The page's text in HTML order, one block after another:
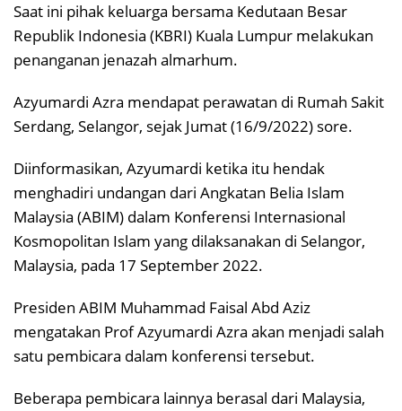
Saat ini pihak keluarga bersama Kedutaan Besar
Republik Indonesia (KBRI) Kuala Lumpur melakukan
penanganan jenazah almarhum.
Azyumardi Azra mendapat perawatan di Rumah Sakit
Serdang, Selangor, sejak Jumat (16/9/2022) sore.
Diinformasikan, Azyumardi ketika itu hendak
menghadiri undangan dari Angkatan Belia Islam
Malaysia (ABIM) dalam Konferensi Internasional
Kosmopolitan Islam yang dilaksanakan di Selangor,
Malaysia, pada 17 September 2022.
Presiden ABIM Muhammad Faisal Abd Aziz
mengatakan Prof Azyumardi Azra akan menjadi salah
satu pembicara dalam konferensi tersebut.
Beberapa pembicara lainnya berasal dari Malaysia,